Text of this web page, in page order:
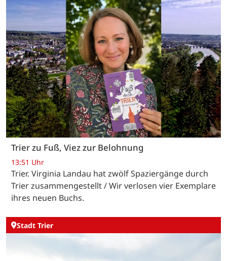
Trier zu Fuß, Viez zur Belohnung
13:51 Uhr
Trier. Virginia Landau hat zwölf Spaziergänge durch
Trier zusammengestellt / Wir verlosen vier Exemplare
ihres neuen Buchs.
Stadt Trier